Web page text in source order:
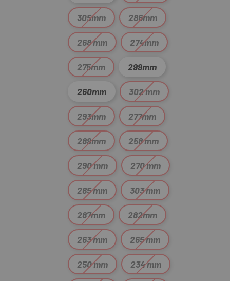
305mm 286mm
268 mm 274mm
275mm 299mm
260mm 302 mm
293mm 277mm
289mm 258 mm
290 mm 270 mm
285 mm 303 mm
287mm 282mm
263 mm 265 mm
250 mm 234 mm